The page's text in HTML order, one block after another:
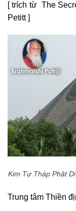
[ trích từ The
Petitt ]
Kim Tự Tháp Phật
Trung tâm Thiền